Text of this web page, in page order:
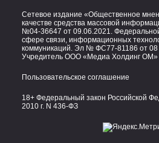
Сетевое издание «Общественное
качестве средства массовой
№04-36647 от 09.06.2021.
сфере связи, информационных
коммуникаций. Эл № ФС77-81186 от 08
Учредитель ООО «Медиа Холдинг ОМ»
Пользовательское соглашение
18+ Федеральный закон Российской
2010 г. N 436-ФЗ